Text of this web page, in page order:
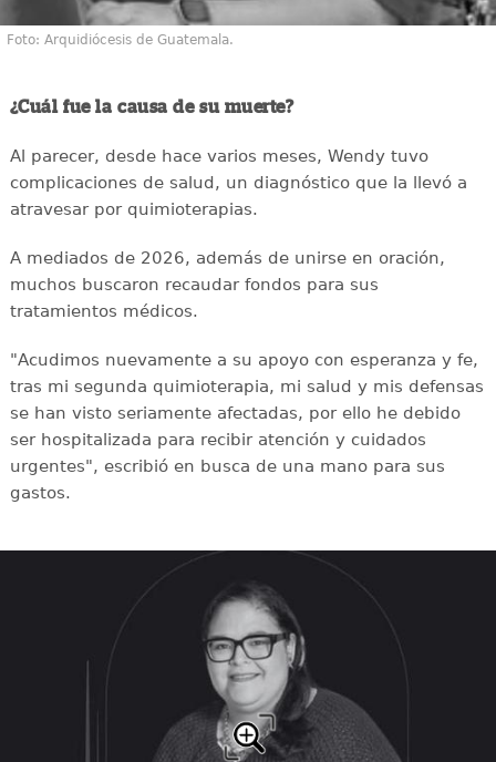
Foto: Arquidiócesis de Guatemala.
¿Cuál fue la causa de su muerte?
Al parecer, desde hace varios meses, Wendy tuvo
complicaciones de salud, un diagnóstico que la llevó a
atravesar por quimioterapias.
A mediados de 2026, además de unirse en oración,
muchos buscaron recaudar fondos para sus
tratamientos médicos.
"Acudimos nuevamente a su apoyo con esperanza y fe,
tras mi segunda quimioterapia, mi salud y mis defensas
se han visto seriamente afectadas, por ello he debido
ser hospitalizada para recibir atención y cuidados
urgentes", escribió en busca de una mano para sus
gastos.